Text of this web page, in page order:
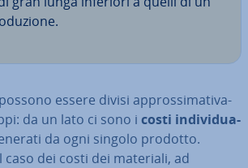
essere divisi ap­pros­si­ma­ti­va­
da un lato ci sono i costi in­di­vi­dua­
da ogni singolo prodotto.
caso dei costi dei materiali, ad